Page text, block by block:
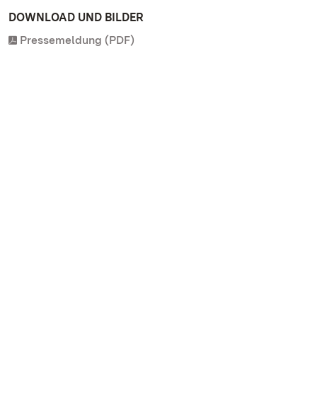
DOWNLOAD UND BILDER
Pressemeldung (PDF)